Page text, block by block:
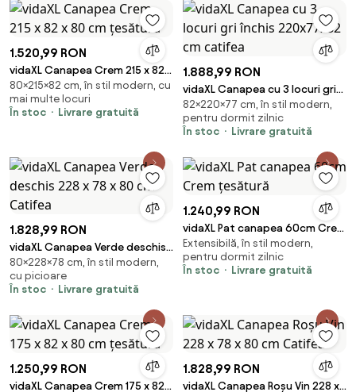
1.520,99 RON
vidaXL Canapea Crem 215 x 82 x
80 cm țesătură
80×215×82 cm, în stil modern, cu
mai multe locuri
În stoc
Livrare gratuită
1.888,99 RON
vidaXL Canapea cu 3 locuri gri
închis 220x77x82 cm catifea
82×220×77 cm, în stil modern,
pentru dormit zilnic
În stoc
Livrare gratuită
1.828,99 RON
vidaXL Canapea Verde deschis
228 x 78 x 80 cm Catifea
80×228×78 cm, în stil modern,
cu picioare
În stoc
Livrare gratuită
1.240,99 RON
vidaXL Pat canapea 60cm Crem
țesătură
Extensibilă, în stil modern,
pentru dormit zilnic
În stoc
Livrare gratuită
1.250,99 RON
vidaXL Canapea Crem 175 x 82 x
1.828,99 RON
vidaXL Canapea Roșu Vin 228 x